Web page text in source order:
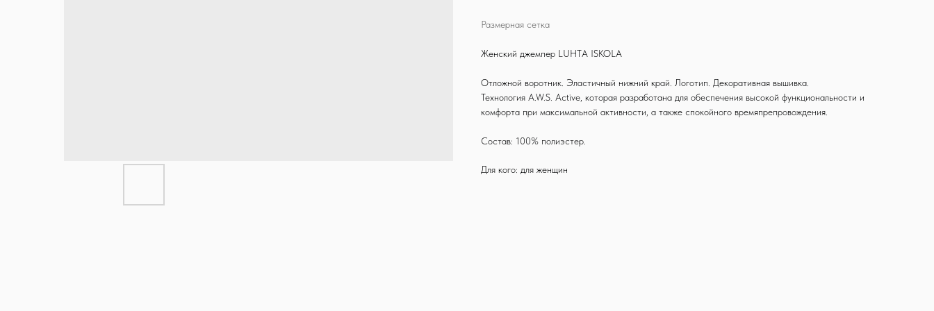
Размерная сетка
Женский джемпер LUHTA ISKOLA
Отложной воротник. Эластичный нижний край. Логотип. Декоративная вышивка.
Технология A.W.S. Active, которая разработана для обеспечения высокой функциональности и
комфорта при максимальной активности, а также спокойного времяпрепровождения.
Состав: 100% полиэстер.
Для кого: для женщин